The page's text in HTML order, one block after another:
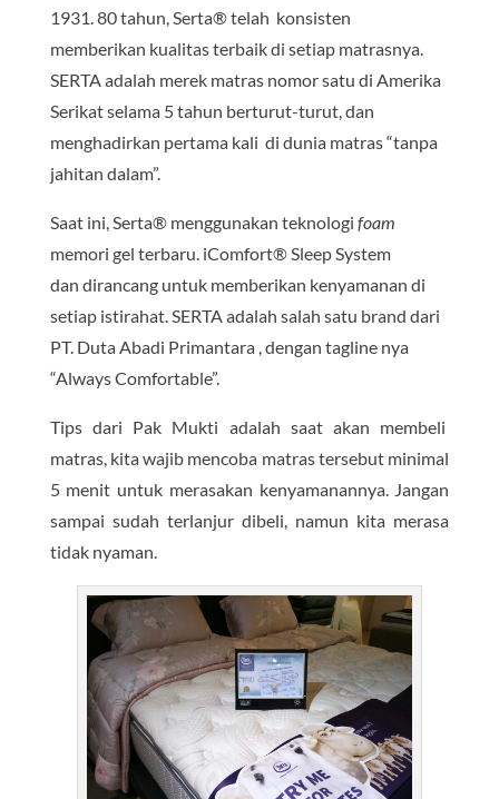
1931. 80 tahun, Serta® telah konsisten
memberikan kualitas terbaik di setiap matrasnya.
SERTA adalah merek matras nomor satu di Amerika
Serikat selama 5 tahun berturut-turut, dan
menghadirkan pertama kali di dunia matras “tanpa
jahitan dalam”.
Saat ini, Serta® menggunakan teknologi foam
memori gel terbaru. iComfort® Sleep System
dan dirancang untuk memberikan kenyamanan di
setiap istirahat. SERTA adalah salah satu brand dari
PT. Duta Abadi Primantara , dengan tagline nya
“Always Comfortable”.
Tips dari Pak Mukti adalah saat akan membeli
matras, kita wajib mencoba matras tersebut minimal
5 menit untuk merasakan kenyamanannya. Jangan
sampai sudah terlanjur dibeli, namun kita merasa
tidak nyaman.